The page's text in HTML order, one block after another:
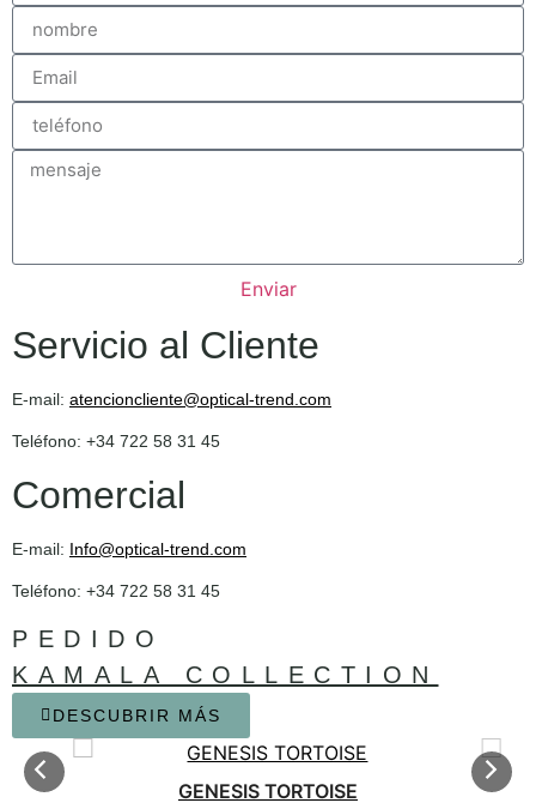
Enviar
Servicio al Cliente
E-mail: atencioncliente@optical-trend.com
Teléfono: +34 722 58 31 45
Comercial
E-mail: Info@optical-trend.com
Teléfono: +34 722 58 31 45
PEDIDO
KAMALA COLLECTION
DESCUBRIR MÁS
GENESIS TORTOISE